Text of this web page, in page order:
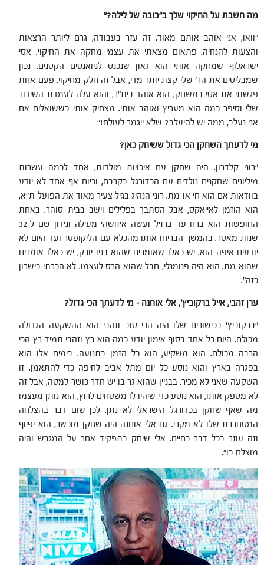
מה חשבת על החיקוי שלך ב"בובה של לילה"?
"וואו, אני אוהב אותם מאוד. זה עזר בעבודה, גרם ליותר הרצאות
והצעות להנחיה. פתאום מצאתי את עצמי מחקה את החיקוי. אסי
ישראלוף שמחקה אותי הוא גאון שנכנס לניואנסים הקטנים. נכון
שמבליטים את הר' שלי קצת יותר מדי, אבל זה חלק מחיקוי. פעם אחת
פגשתי את אסי במשחק, הוא אוהד בית"ר, והוא עלה לעמדת השידור
שלי וסיפר כמה הוא מעריץ ואוהב אותי. מצחיק אותי כששואלים אם
אני נעלב, ממה יש להיעלב? שלא ייגמר לעולם!"
מי לדעתך השחקן הכי גדול ששיחק כאן?
"רוני קלדרון. היה שחקן עם איכויות מולדות, אחד לכמה עשרות
מיליונים שחקנים נולדים עם הכדורגל בקרבם, וכיום אף אחד לא יודע
בוודאות אם הוא חי או מת. רוני הנהיג בגיל צעיר מאוד את הפועל ת"א,
הוא הוזמן לאייאקס, אבל הסתבך בפלילים וישב בבית סוהר. באחת
החופשות הוא ברח עד ברזיל ועשה איזושהי מעילה ונידון שם ל-32
שנות מאסר. בהמשך הבריחו אותו מהכלא עם הליקופטר ועד היום לא
יודעים איפה הוא. יש כאלו שאומרים שהוא בניו יורק, יש כאלו אומרים
שהוא מת. הוא היה פנומנלי, חבל שהוא הרס לעצמו. לא הכרתי כישרון
כזה".
ערן זהבי, אייל ברקוביץ', אלי אוחנה – מי לדעתך הכי גדול?
"ברקוביץ' בכישורים שלו היה הכי טוב וזהבי הוא ההשקעה הגדולה
מכולם. היום כל אחד בסוף אימון יודע כמה הוא רץ וזהבי תמיד רץ הכי
הרבה מכולם. הוא משקיע, הוא כל הזמן בתנועה. בימים אלו הוא
בפגרה בארץ והוא נוסע כל יום מתל אביב לחיפה כדי להתאמן. זו
השקעה שאני לא מכיר. בבניין שהוא גר בו יש חדר כושר למטה, אבל זה
לא מספק אותו, הוא נוסע כדי שיהיו לו משטחים לרוץ, הוא נותן מעצמו
מה שאף שחקן בכדורגל הישראלי לא נתן. לכן שום דבר בהצלחה
המסחררת שלו לא מקרי. גם אלי אוחנה היה שחקן מוכשר, הוא יפיוף
וזה עוזר בכל דבר בחיים. אלי שיחק בתפקיד אחר על המגרש והיה
מוצלח בו".